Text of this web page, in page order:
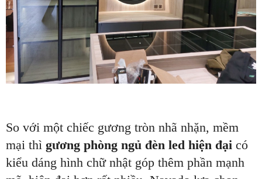
So với một chiếc gương tròn nhã nhặn, mềm
mại thì gương phòng ngủ đèn led hiện đại có
kiểu dáng hình chữ nhật góp thêm phần mạnh